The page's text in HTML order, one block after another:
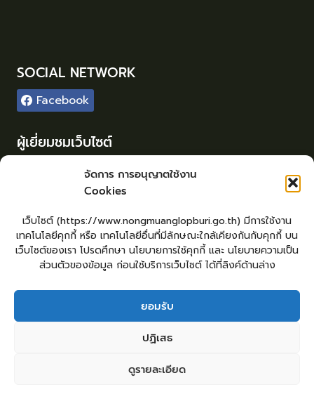
จัดการ การอนุญาตใช้งาน
Cookies
เว็บไซต์ (https://www.nongmuanglopburi.go.th) มีการใช้งาน
เทคโนโลยีคุกกี้ หรือ เทคโนโลยีอื่นที่มีลักษณะใกล้เคียงกันกับคุกกี้ บน
เว็บไซต์ของเรา โปรดศึกษา นโยบายการใช้คุกกี้ และ นโยบายความเป็น
ส่วนตัวของข้อมูล ก่อนใช้บริการเว็บไซต์ ได้ที่ลิงค์ด้านล่าง
ยอมรับ
ปฏิเสธ
ดูรายละเอียด
SOCIAL NETWORK
Facebook
ผู้เยี่ยมชมเว็บไซต์
29
เข้าสู่ระบบ
จัดทำเว็บไซต์
lopburiwebdesign.com
ยื่นแบบคำร้องทั่วไป
ร้องเรียน – ร้องทุกข์ ให้คำแนะนำ ข้อเสนอแนะ
แจ้งเรื่องร้องเรียนการทุจริต
คู่มือประชาชน
ศูนย์ข้อมูลข่าวสาร หน่วยงาน
กระดานสนทนา